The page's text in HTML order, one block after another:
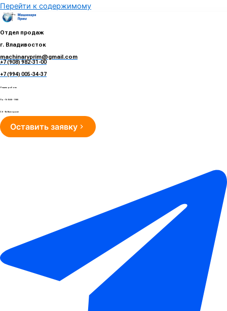
Перейти к содержимому
Отдел продаж
г. Владивосток
machinaryprim@gmail.com
+7 (908) 982-31-00
+7 (994) 005-34-37
Режим работы
Пн - Пт 10:00 - 19:00
Сб - Вс Выходные
Оставить заявку